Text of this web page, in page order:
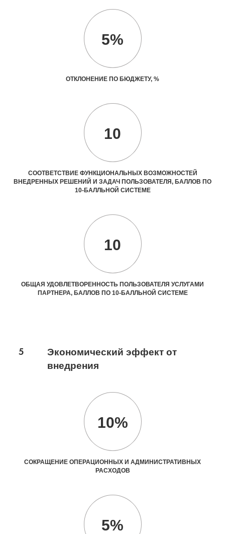
5%
ОТКЛОНЕНИЕ ПО БЮДЖЕТУ, %
10
СООТВЕТСТВИЕ ФУНКЦИОНАЛЬНЫХ ВОЗМОЖНОСТЕЙ
ВНЕДРЕННЫХ РЕШЕНИЙ И ЗАДАЧ ПОЛЬЗОВАТЕЛЯ, БАЛЛОВ ПО
10-БАЛЛЬНОЙ СИСТЕМЕ
10
ОБЩАЯ УДОВЛЕТВОРЕННОСТЬ ПОЛЬЗОВАТЕЛЯ УСЛУГАМИ
ПАРТНЕРА, БАЛЛОВ ПО 10-БАЛЛЬНОЙ СИСТЕМЕ
5
Экономический эффект от
внедрения
10%
СОКРАЩЕНИЕ ОПЕРАЦИОННЫХ И АДМИНИСТРАТИВНЫХ
РАСХОДОВ
5%